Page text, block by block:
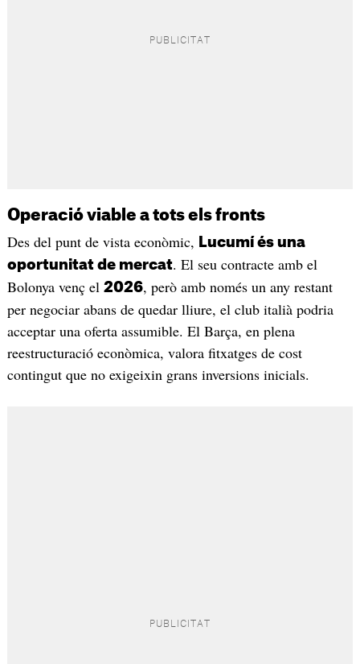
Operació viable a tots els fronts
Des del punt de vista econòmic,
Lucumí és una
oportunitat de mercat. El seu contracte amb el
Bolonya venç el 2026, però amb només un any restant
per negociar abans de quedar lliure, el club italià podria
acceptar una oferta assumible. El Barça, en plena
reestructuració econòmica, valora fitxatges de cost
contingut que no exigeixin grans inversions inicials.